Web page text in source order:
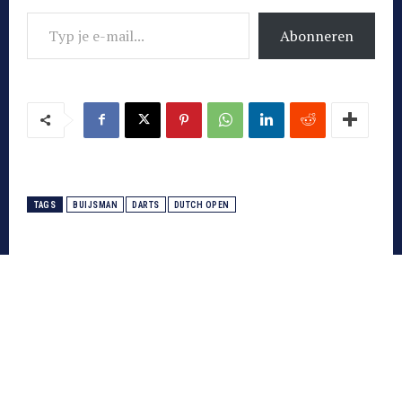
Typ je e-mail...
Abonneren
TAGS BUIJSMAN DARTS DUTCH OPEN